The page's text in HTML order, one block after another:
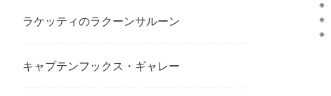
ラケッティのラクーンサルーン
キャプテンフックス・ギャレー